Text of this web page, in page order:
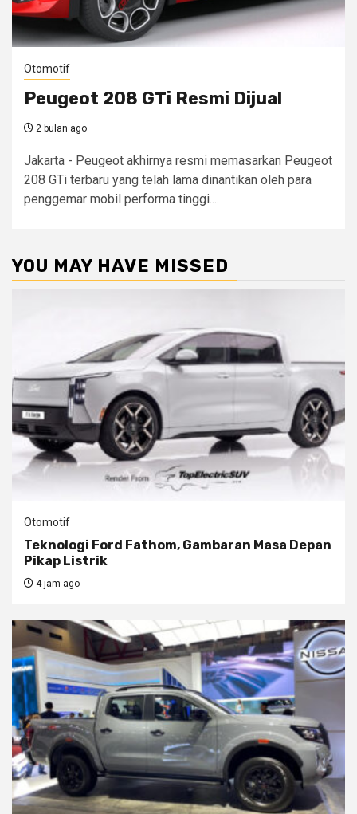
Otomotif
Peugeot 208 GTi Resmi Dijual
2 bulan ago
Jakarta - Peugeot akhirnya resmi memasarkan Peugeot
208 GTi terbaru yang telah lama dinantikan oleh para
penggemar mobil performa tinggi....
YOU MAY HAVE MISSED
Otomotif
Teknologi Ford Fathom, Gambaran Masa Depan
Pikap Listrik
4 jam ago